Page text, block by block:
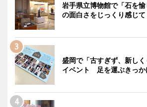
岩手県立博物館で「石を
の面白さをじっくり感じて
盛岡で「古すぎず、新し
イベント 足を運ぶきっか